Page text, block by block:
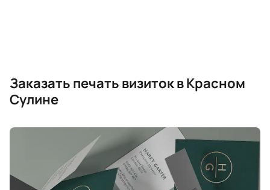
Заказать печать визиток в Красном
Сулине